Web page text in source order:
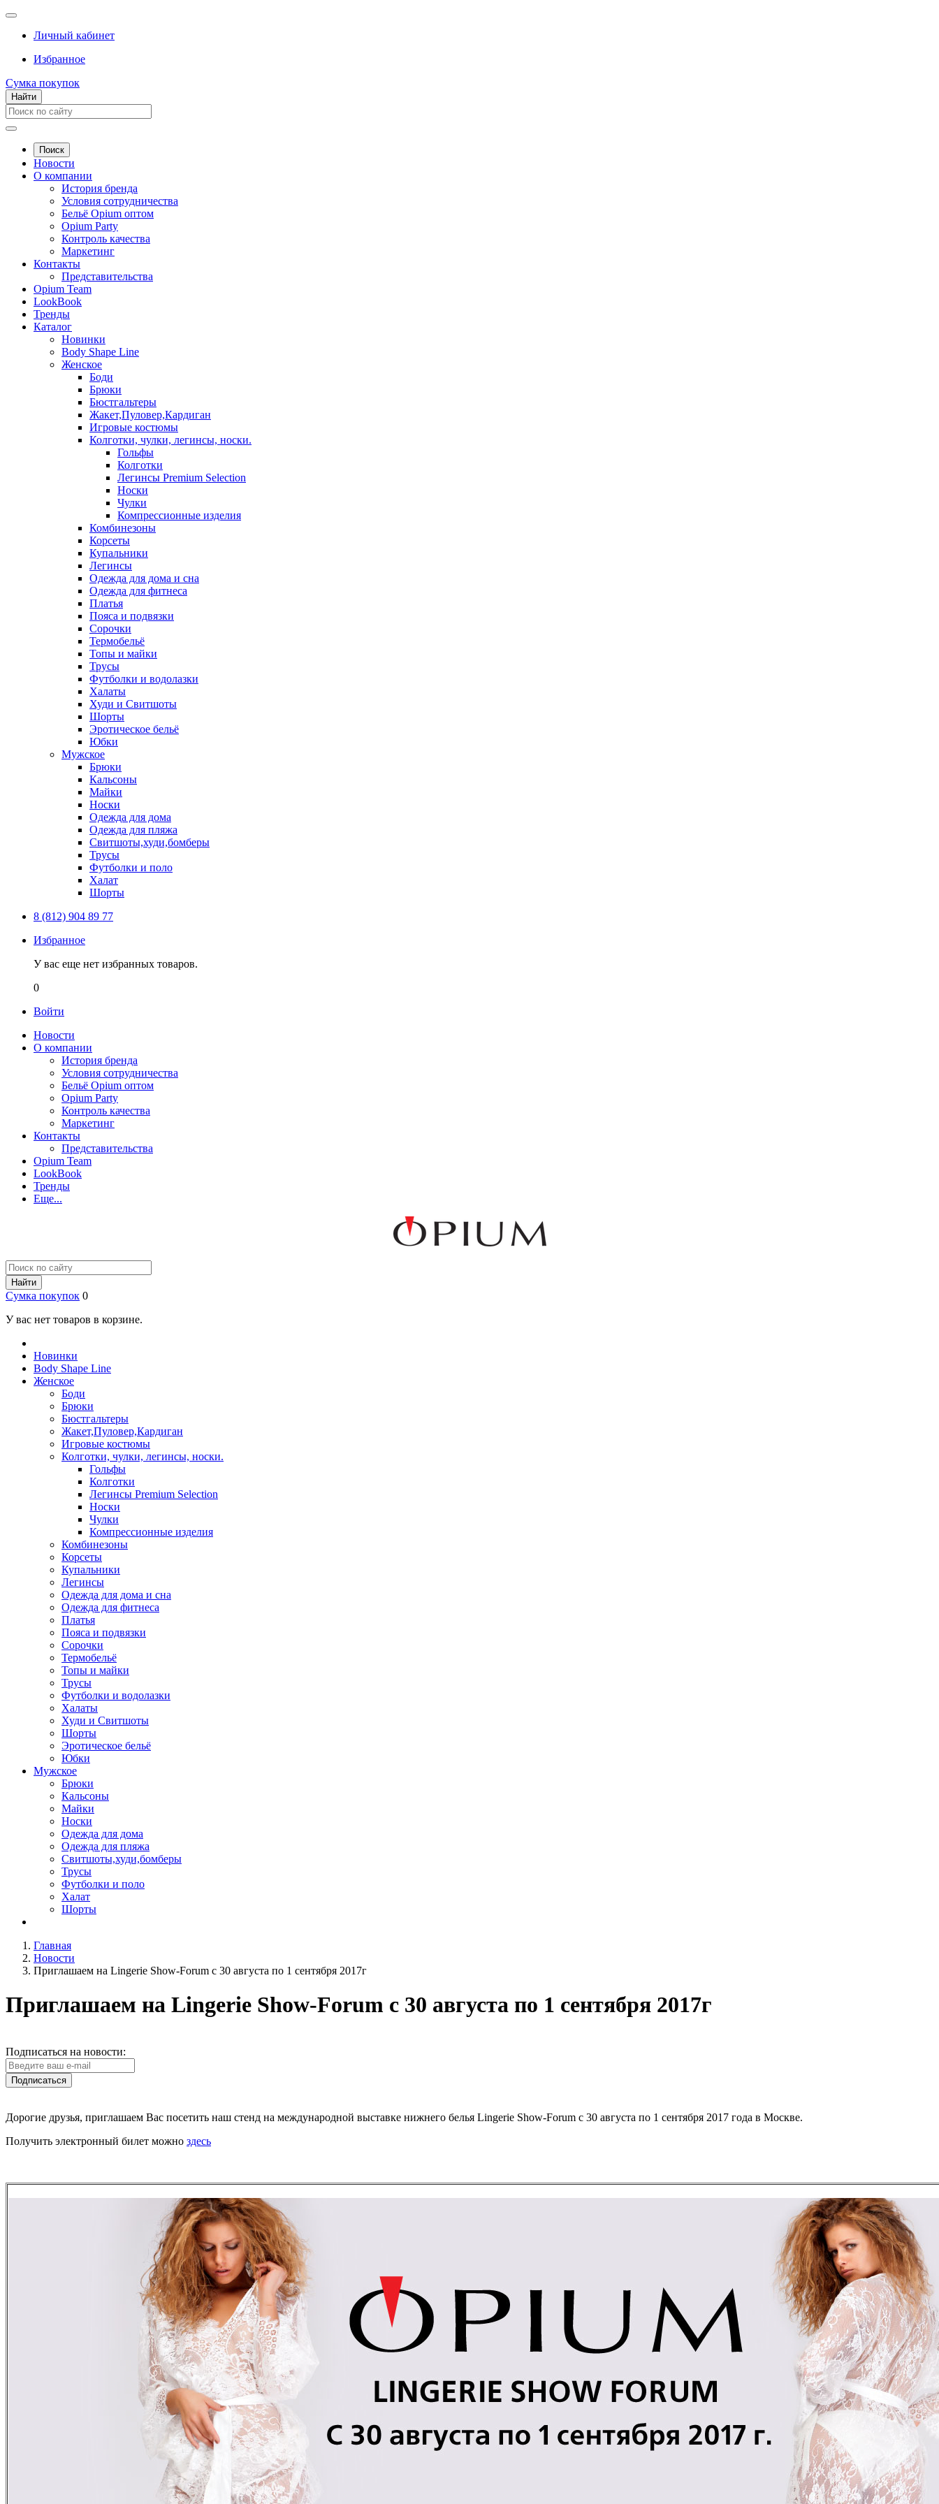
Личный кабинет
Избранное
Сумка покупок
Найти
Поиск
Новости
О компании
История бренда
Условия сотрудничества
Бельё Opium оптом
Opium Party
Контроль качества
Маркетинг
Контакты
Представительства
Opium Team
LookBook
Тренды
Каталог
Новинки
Body Shape Line
Женское
Боди
Брюки
Бюстгальтеры
Жакет,Пуловер,Кардиган
Игровые костюмы
Колготки, чулки, легинсы, носки.
Гольфы
Колготки
Легинсы Premium Selection
Носки
Чулки
Компрессионные изделия
Комбинезоны
Корсеты
Купальники
Легинсы
Одежда для дома и сна
Одежда для фитнеса
Платья
Пояса и подвязки
Сорочки
Термобельё
Топы и майки
Трусы
Футболки и водолазки
Халаты
Худи и Свитшоты
Шорты
Эротическое бельё
Юбки
Мужское
Брюки
Кальсоны
Майки
Носки
Одежда для дома
Одежда для пляжа
Свитшоты,худи,бомберы
Трусы
Футболки и поло
Халат
Шорты
8 (812) 904 89 77
Избранное
У вас еще нет избранных товаров.
0
Войти
Новости
О компании
История бренда
Условия сотрудничества
Бельё Opium оптом
Opium Party
Контроль качества
Маркетинг
Контакты
Представительства
Opium Team
LookBook
Тренды
Еще...
Найти
Сумка покупок 0
У вас нет товаров в корзине.
Новинки
Body Shape Line
Женское
Боди
Брюки
Бюстгальтеры
Жакет,Пуловер,Кардиган
Игровые костюмы
Колготки, чулки, легинсы, носки.
Гольфы
Колготки
Легинсы Premium Selection
Носки
Чулки
Компрессионные изделия
Комбинезоны
Корсеты
Купальники
Легинсы
Одежда для дома и сна
Одежда для фитнеса
Платья
Пояса и подвязки
Сорочки
Термобельё
Топы и майки
Трусы
Футболки и водолазки
Халаты
Худи и Свитшоты
Шорты
Эротическое бельё
Юбки
Мужское
Брюки
Кальсоны
Майки
Носки
Одежда для дома
Одежда для пляжа
Свитшоты,худи,бомберы
Трусы
Футболки и поло
Халат
Шорты
Главная
Новости
Приглашаем на Lingerie Show-Forum с 30 августа по 1 сентября 2017г
Приглашаем на Lingerie Show-Forum с 30 августа по 1 сентября 2017г
Подписаться на новости:
Подписаться
Дорогие друзья, приглашаем Вас посетить наш стенд на международной выставке нижнего белья Lingerie Show-Forum с 30 августа по 1 сентября 2017 года в Москве.
Получить электронный билет можно здесь